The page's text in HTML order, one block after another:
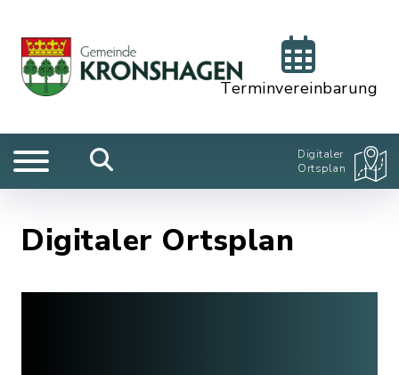
Terminvereinbarung
Digitaler
Ortsplan
Digitaler Ortsplan